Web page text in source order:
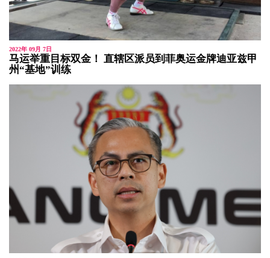
2022年 09月 7日
马运举重目标双金！ 直辖区派员到菲奥运金牌迪亚兹甲
州“基地”训练